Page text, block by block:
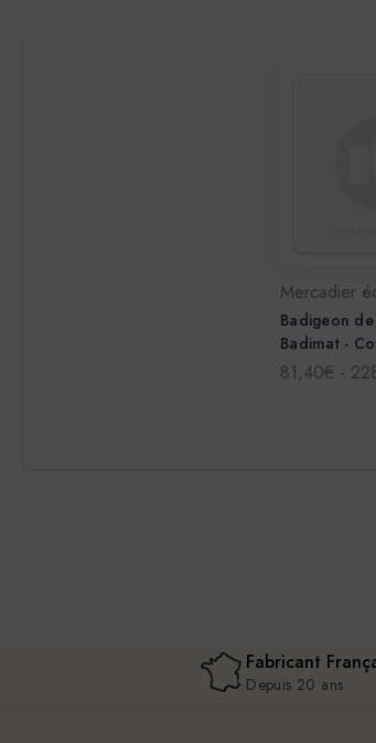
Mercadier
Badigeon
Badimat -
81,40€ -
Fabricant
Depuis 20 ans